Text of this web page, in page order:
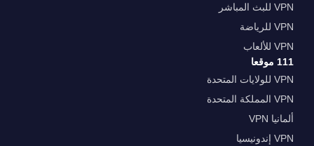
VPN للبث المباشر
VPN للرياضة
VPN للألعاب
111 موقعا
VPN للولايات المتحدة
VPN المملكة المتحدة
ألمانيا VPN
VPN إندونيسيا